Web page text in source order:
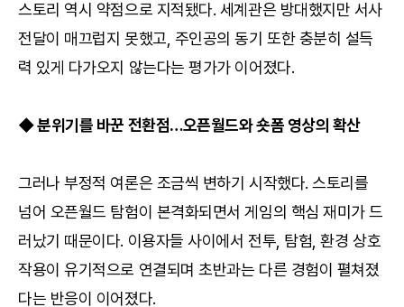
스토리 역시 약점으로 지적됐다. 세계관은 방대했지만 서사
전달이 매끄럽지 못했고, 주인공의 동기 또한 충분히 설득
력 있게 다가오지 않는다는 평가가 이어졌다.
◆ 분위기를 바꾼 전환점…오픈월드와 숏폼 영상의 확산
그러나 부정적 여론은 조금씩 변하기 시작했다. 스토리를
넘어 오픈월드 탐험이 본격화되면서 게임의 핵심 재미가 드
러났기 때문이다. 이용자들 사이에서 전투, 탐험, 환경 상호
작용이 유기적으로 연결되며 초반과는 다른 경험이 펼쳐졌
다는 반응이 이어졌다.